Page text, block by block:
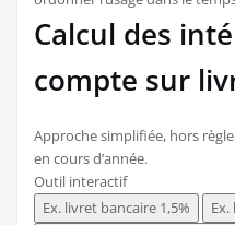
Calcul des
compte sur
Approche simplifiée, hors
en cours d’année.
Outil interactif
Ex. livret bancaire 1,5%